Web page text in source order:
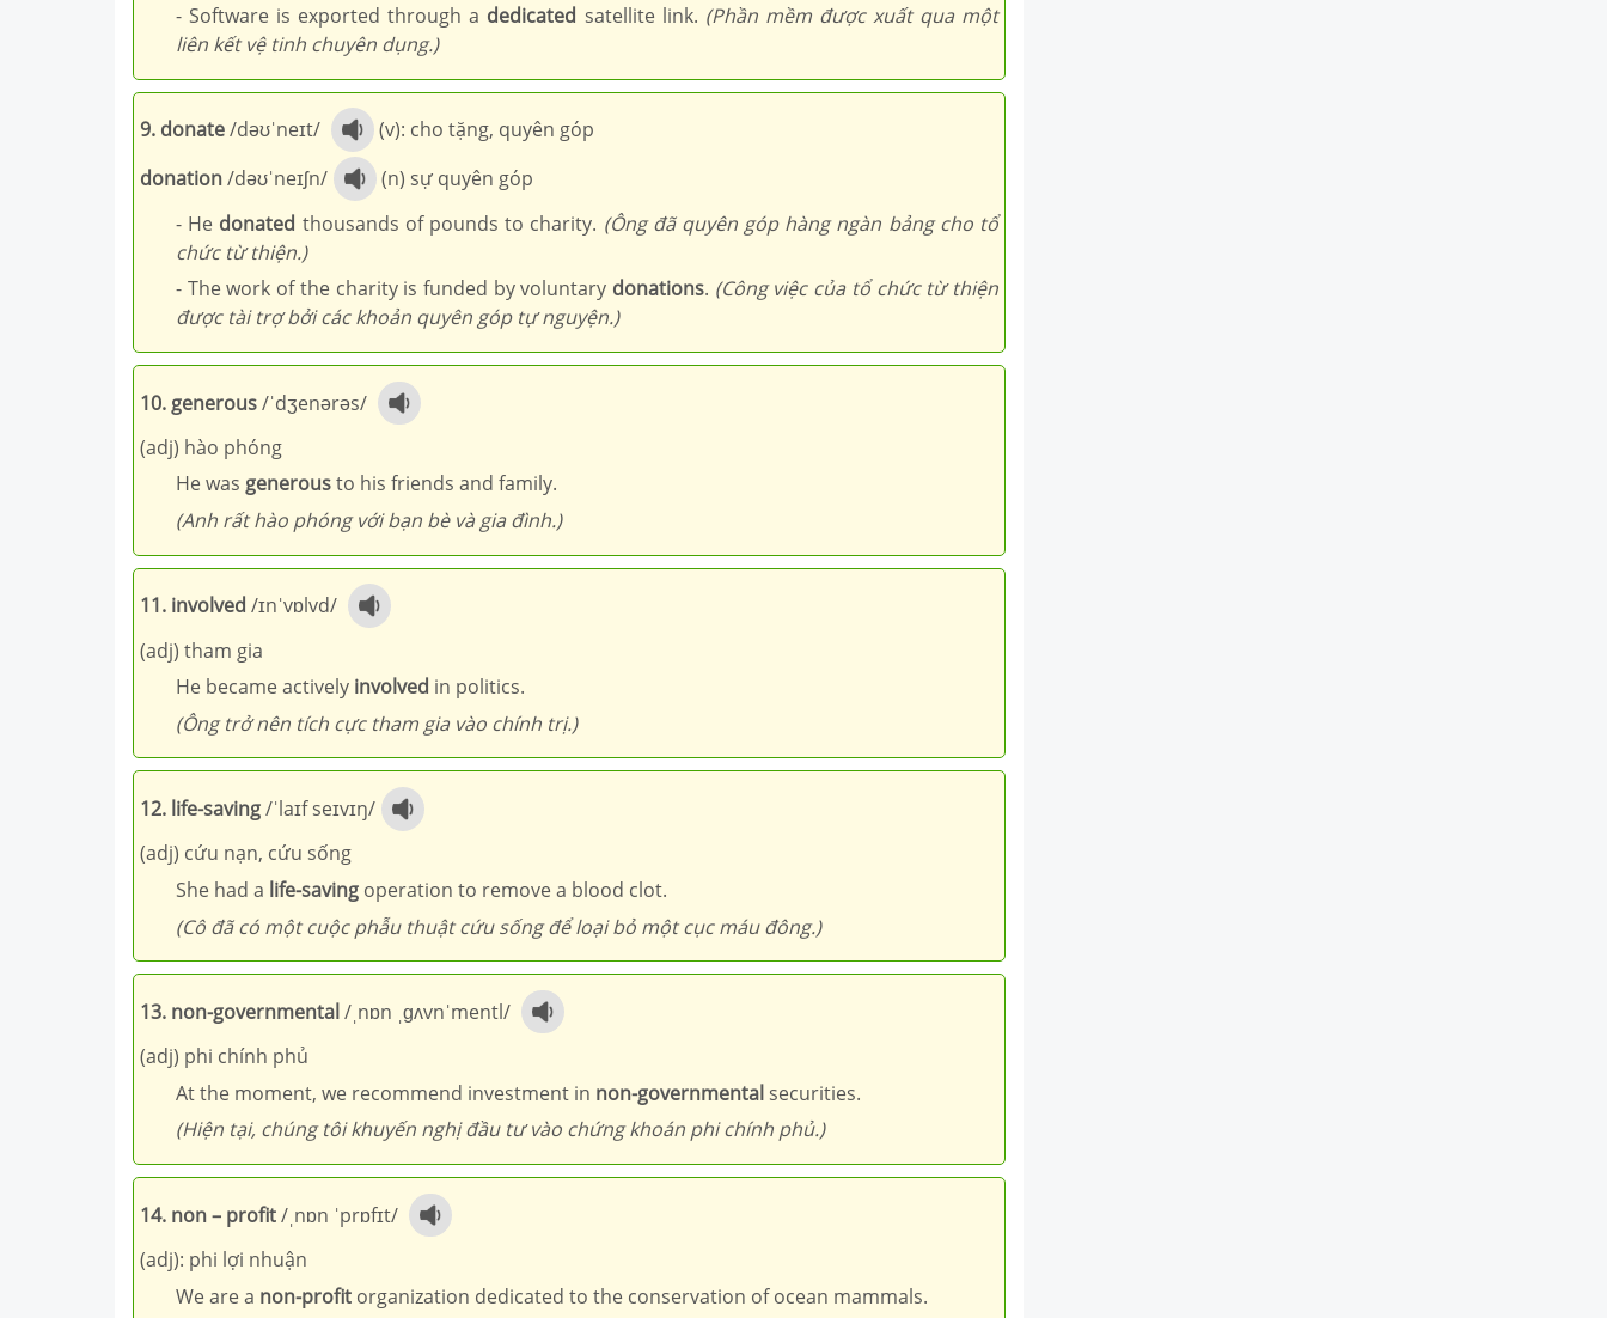
- Software is exported through a dedicated satellite link. (Phần mềm được xuất qua một
liên kết vệ tinh chuyên dụng.)
9. donate/dəʊˈneɪt/
(v): cho tặng, quyên góp
donation/dəʊˈneɪʃn/
(n) sự quyên góp
- He donated thousands of pounds to charity. (Ông đã quyên góp hàng ngàn bảng cho tổ
chức từ thiện.)
- The work of the charity is funded by voluntary donations. (Công việc của tổ chức từ thiện
được tài trợ bởi các khoản quyên góp tự nguyện.)
10. generous/ˈdʒenərəs/
(adj) hào phóng
He was generousto his friends and family.
(Anh rất hào phóng với bạn bè và gia đình.)
11. involved /ɪnˈvɒlvd/
(adj) tham gia
He became actively involved in politics.
(Ông trở nên tích cực tham gia vào chính trị.)
12. life-saving/ˈlaɪf seɪvɪŋ/
(adj) cứu nạn, cứu sống
She had a life-saving operation to remove a blood clot.
(Cô đã có một cuộc phẫu thuật cứu sống để loại bỏ một cục máu đông.)
13. non-governmental/ˌnɒn ˌɡʌvnˈmentl/
(adj) phi chính phủ
At the moment, we recommend investment in non-governmental securities.
(Hiện tại, chúng tôi khuyến nghị đầu tư vào chứng khoán phi chính phủ.)
14. non – profit/ˌnɒn ˈprɒfɪt/
(adj): phi lợi nhuận
We are a non-profit organization dedicated to the conservation of ocean mammals.